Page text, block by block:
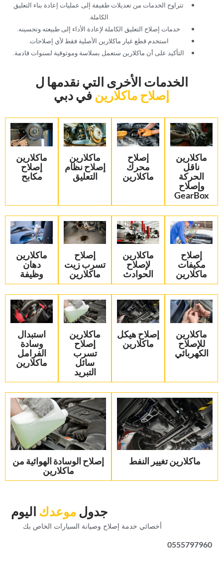
‏تتراوح الخدمات من تعديلات طفيفة إلى عمليات إعادة بناء التعليق
الكاملة.‏
‏خدمات إصلاح التعليق الكاملة لإعادة الأداء إلى طبيعته وتحسينه.‏
‏استخدم قطع غيار ماكلارين الأصلية فقط لأي إصلاحات.‏
‏التأكيد على أن ماكلارين ستعمل بسلاسة وموثوقية لسنوات قادمة.‏
‏الخدمات الأخرى التي نقدمها ل‏
إصلاح ماكلارين‏في دبي‏
‏ماكلارين
ناقل
الحركة
وإصلاح
GearBox‏
‏إصلاح
محرك
ماكلارين‏
‏ماكلارين
إصلاح نظام
التعليق‏
‏ماكلارين
إصلاح
مكابح‏
‏إصلاح
مكيفات
ماكلارين‏
‏ماكلارين
لإصلاح
الحوادث‏
‏إصلاح
تسرب زيت
ماكلارين‏
‏ماكلارين
دهان
وظيفة‏
‏ماكلارين
للإصلاح
الكهربائي‏
‏إصلاح هيكل
ماكلارين‏
‏ماكلارين
إصلاح
تسرب
سائل
التبريد‏
‏استبدال
وسادة
الفرامل
ماكلارين‏
‏ماكلارين تغيير النفط‏
‏إصلاح الوسادة الهوائية من
ماكلارين‏
‏جدول‏‏موعدك‏ ‏اليوم‏
‏أخصائي خدمة إصلاح وصيانة السيارات الخاص بك‏
0555797960